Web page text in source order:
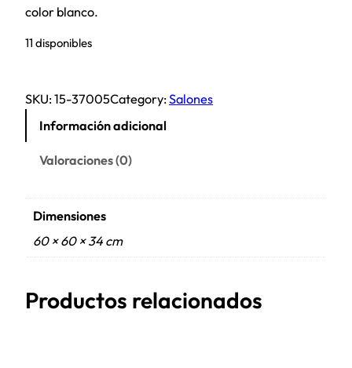
color blanco.
11 disponibles
SKU:15-37005Category:Salones
Información adicional
Valoraciones (0)
Dimensiones
60 × 60 × 34 cm
Productos relacionados